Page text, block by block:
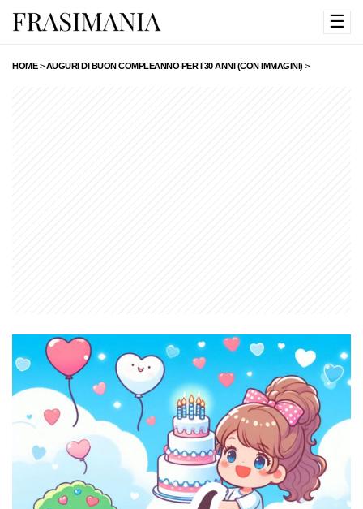
☰
HOME>AUGURI DI BUON COMPLEANNO PER I 30 ANNI (CON IMMAGINI) >